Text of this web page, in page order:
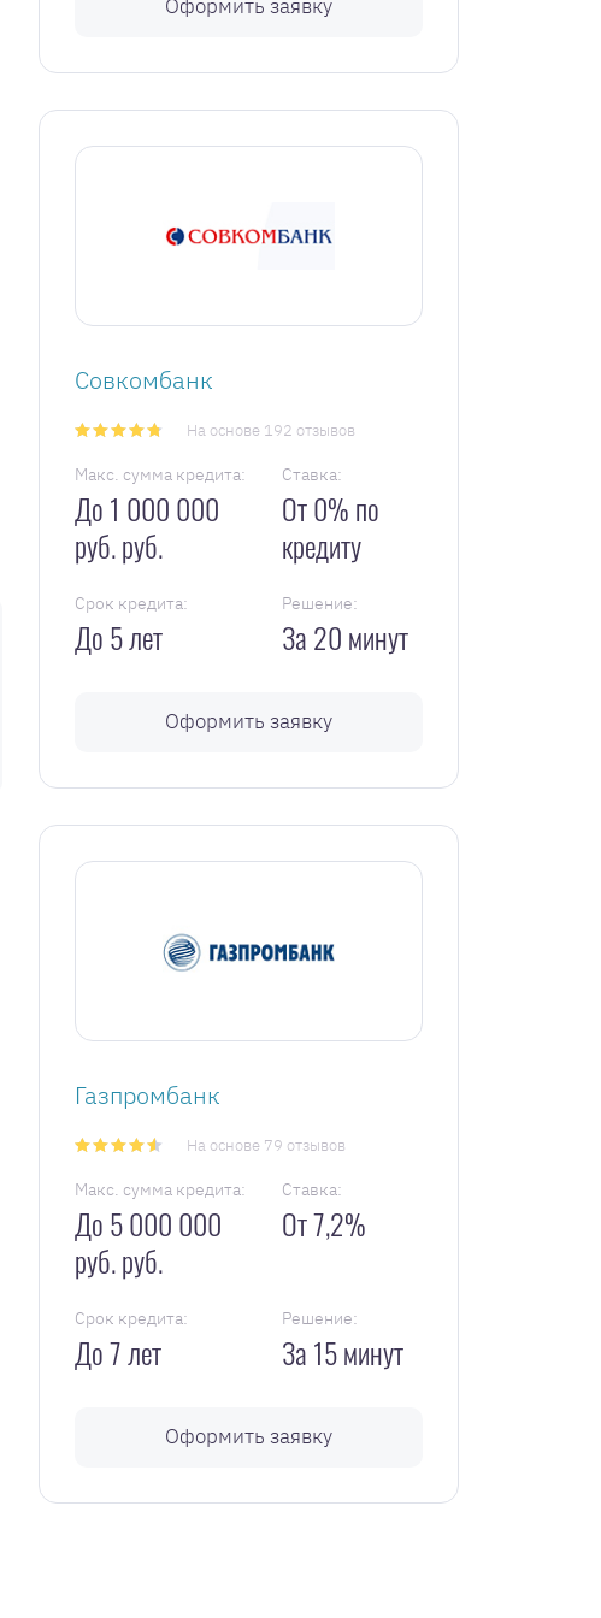
Оформить заявку
Совкомбанк
На основе 192 отзывов
Макс. сумма кредита:
До 1 000 000
руб. руб.
Ставка:
От 0% по
кредиту
Срок кредита:
До 5 лет
Решение:
За 20 минут
Оформить заявку
Газпромбанк
На основе 79 отзывов
Макс. сумма кредита:
До 5 000 000
руб. руб.
Ставка:
От 7,2%
Срок кредита:
До 7 лет
Решение:
За 15 минут
Оформить заявку